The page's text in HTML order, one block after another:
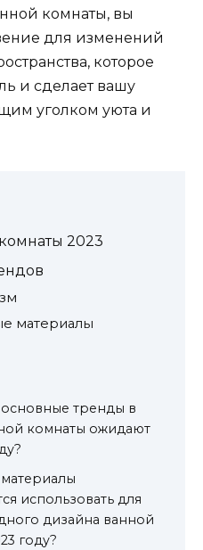
комнаты, вы
для изменений
которое
и сделает вашу
уголком уюта и
2023
материалы
основные тренды в
комнаты ожидают
использовать для
дизайна ванной
году?